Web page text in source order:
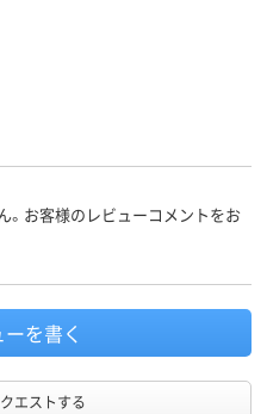
。お客様のレビューコメントをお
を書く
エストする